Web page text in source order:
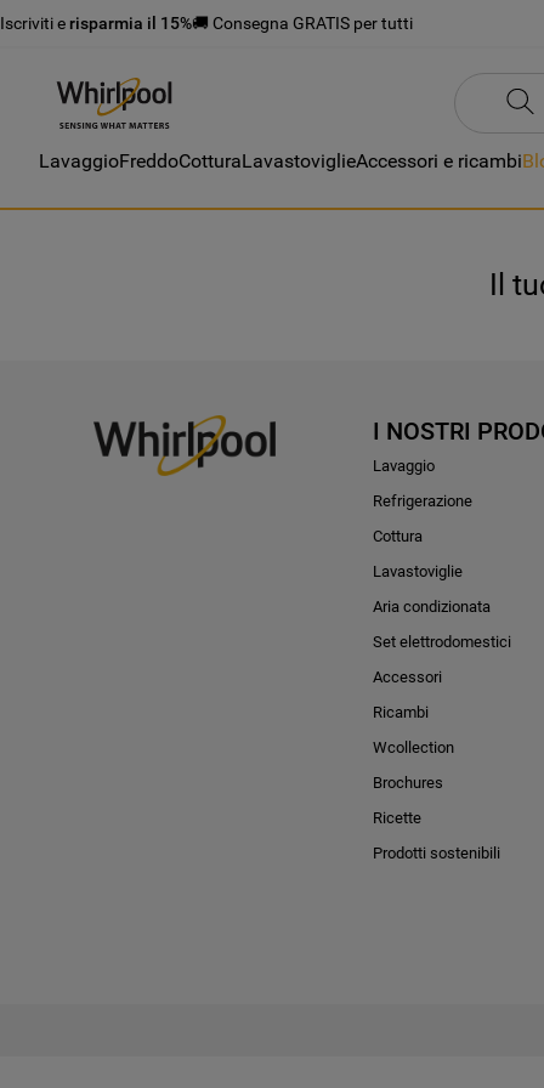
Iscriviti e risparmia il 15%🚚 Consegna GRATIS per tutti
LavaggioFreddoCotturaLavastoviglieAccessori e ricambi
Il
I NOSTRI
Lavaggio
Refrigerazione
Cottura
Lavastoviglie
Aria condizionata
Set elettrodomestici
Accessori
Ricambi
Wcollection
Brochures
Ricette
Prodotti sostenibili